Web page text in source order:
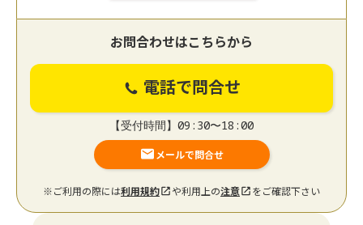
お問合わせはこちらから
電話で問合せ
【受付時間】09:30〜18:00
メールで問合せ
※ご利用の際には利用規約 や利用上の注意 をご確認下さい